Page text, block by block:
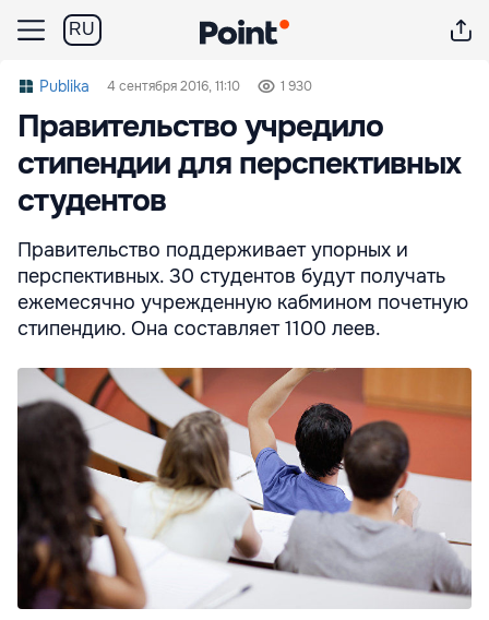
RU
Publika 4 сентября 2016, 11:10 1 930
Правительство учредило
стипендии для перспективных
студентов
Правительство поддерживает упорных и
перспективных. 30 студентов будут получать
ежемесячно учрежденную кабмином почетную
стипендию. Она составляет 1100 леев.